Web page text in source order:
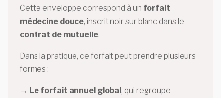
Cette enveloppe correspond à un forfait
médecine douce, inscrit noir sur blanc dans le
contrat de mutuelle.
Dans la pratique, ce forfait peut prendre plusieurs
formes :
→ Le forfait annuel global, qui regroupe